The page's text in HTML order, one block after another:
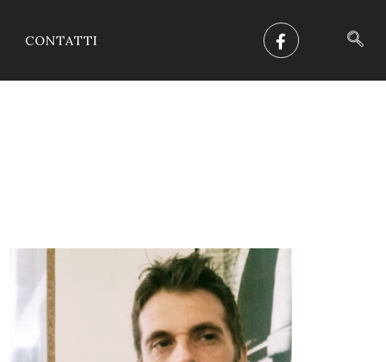
CONTATTI